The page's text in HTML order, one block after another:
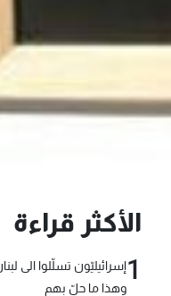
الأكثر قراءة
1إسرائيليّون تسلّلوا الى
وهذا ما حلّ بهم